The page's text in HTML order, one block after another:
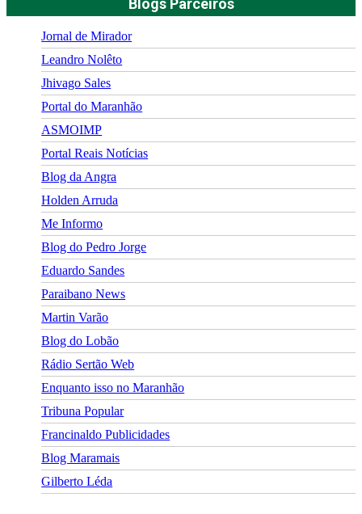
Jornal de Mirador
Leandro Nolêto
Jhivago Sales
Portal do Maranhão
ASMOIMP
Portal Reais Notí­cias
Blog da Angra
Holden Arruda
Me Informo
Blog do Pedro Jorge
Eduardo Sandes
Paraibano News
Martin Varão
Blog do Lobão
Rádio Sertão Web
Enquanto isso no Maranhão
Tribuna Popular
Francinaldo Publicidades
Blog Maramais
Gilberto Léda